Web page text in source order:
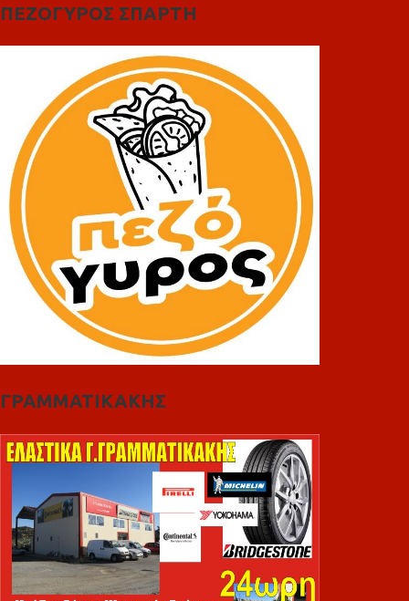
ΠΕΖΟΓΥΡΟΣ ΣΠΑΡΤΗ
ΓΡΑΜΜΑΤΙΚΑΚΗΣ